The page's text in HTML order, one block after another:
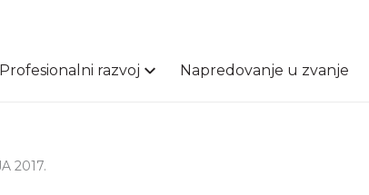
Profesionalni razvoj Napredovanje u zvanje
2017.